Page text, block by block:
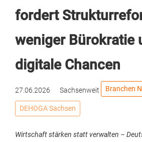
fordert
weniger Bürokratie
digitale Chancen
27.06.2026 Sachsenweit Branchen
DEHOGA Sachsen
Wirtschaft stärken statt verwalten –